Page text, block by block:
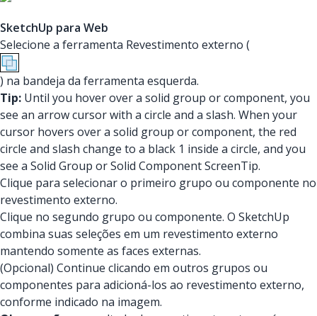
SketchUp para Web
Selecione a ferramenta Revestimento externo (
) na bandeja da ferramenta esquerda.
Tip: Until you hover over a solid group or component, you
see an arrow cursor with a circle and a slash. When your
cursor hovers over a solid group or component, the red
circle and slash change to a black 1 inside a circle, and you
see a Solid Group or Solid Component ScreenTip.
Clique para selecionar o primeiro grupo ou componente no
revestimento externo.
Clique no segundo grupo ou componente. O SketchUp
combina suas seleções em um revestimento externo
mantendo somente as faces externas.
(Opcional) Continue clicando em outros grupos ou
componentes para adicioná-los ao revestimento externo,
conforme indicado na imagem.